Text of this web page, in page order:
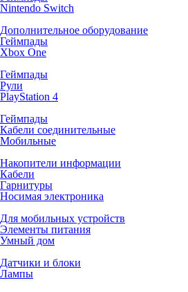
Nintendo Switch
Дополнительное оборудование
Геймпады
Xbox One
Геймпады
Рули
PlayStation 4
Геймпады
Кабели соединительные
Мобильные
Накопители информации
Кабели
Гарнитуры
Носимая электроника
Для мобильных устройств
Элементы питания
Умный дом
Датчики и блоки
Лампы